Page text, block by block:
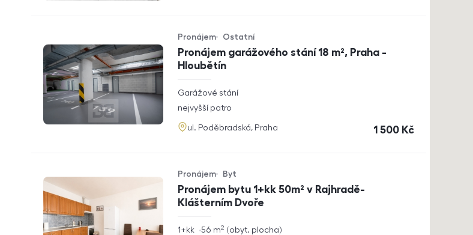
Pronájem garážového stání 18 m², Praha -
Hloubětín
Typ nabídky
Pronájem
Typ nemovitosti
Ostatní
rozměry
Garážové stání
funkce
nejvyšší patro
adresa
ul. Poděbradská, Praha cena
1 500 Kč
Pronájem bytu 1+kk 50m² v Rajhradě-
Klášterním Dvoře
Typ nabídky
Pronájem
Typ nemovitosti
Byt
rozměry
1+kk obyt. plocha
56 m2